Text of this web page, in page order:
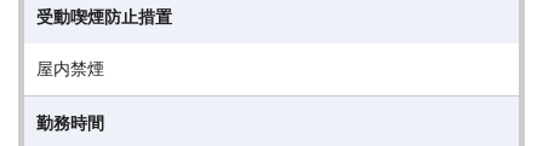
受動喫煙防止措置
屋内禁煙
勤務時間